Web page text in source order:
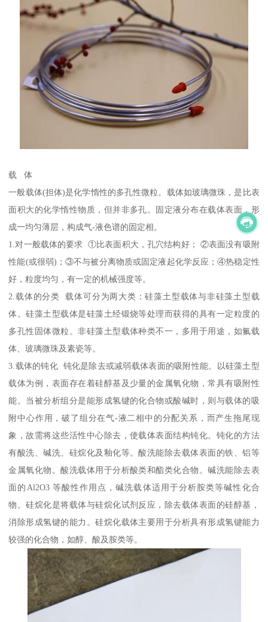
载 体
一般载体(担体)是化学惰性的多孔性微粒。载体如玻璃微珠，是比表
面积大的化学惰性物质，但并非多孔。固定液分布在载体表面，形
成一均匀薄层，构成气-液色谱的固定相。
1.对一般载体的要求 ①比表面积大，孔穴结构好； ②表面没有吸附
性能(或很弱)；③不与被分离物质或固定液起化学反应；④热稳定性
好，粒度均匀，有一定的机械强度等。
2.载体的分类 载体可分为两大类：硅藻土型载体与非硅藻土型载
体。硅藻土型载体是硅藻土经锻烧等处理而获得的具有一定粒度的
多孔性固体微粒。非硅藻土型载体种类不一，多用于用途，如氟载
体、玻璃微珠及素瓷等。
3.载体的钝化 钝化是除去或减弱载体表面的吸附性能。以硅藻土型
载体为例，表面存在着硅醇基及少量的金属氧化物，常具有吸附性
能。当被分析组分是能形成氢键的化合物或酸碱时，则与载体的吸
附中心作用，破了组分在气-液二相中的分配关系，而产生拖尾现
象，故需将这些活性中心除去，使载体表面结构钝化。钝化的方法
有酸洗、碱洗、硅烷化及釉化等。酸洗能除去载体表面的铁、铝等
金属氧化物。酸洗载体用于分析酸类和酯类化合物。碱洗能除去表
面的Al2O3 等酸性作用点，碱洗载体适用于分析胺类等碱性化合
物。硅烷化是将载体与硅烷化试剂反应，除去载体表面的硅醇基，
消除形成氢键的能力。硅烷化载体主要用于分析具有形成氢键能力
较强的化合物，如醇、酸及胺类等。